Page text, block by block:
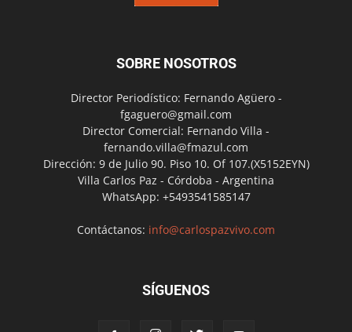
SOBRE NOSOTROS
Director Periodístico: Fernando Agüero -
fgaguero@gmail.com
Director Comercial: Fernando Villa -
fernando.villa@fmazul.com
Dirección: 9 de Julio 90. Piso 10. Of 107.(X5152EYN)
Villa Carlos Paz - Córdoba - Argentina
WhatsApp: +5493541585147
Contáctanos: info@carlospazvivo.com
SÍGUENOS